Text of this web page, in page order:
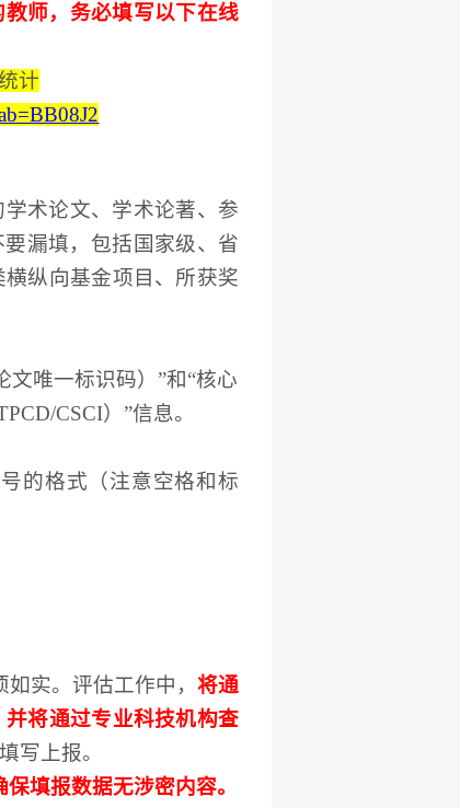
师，务必填写以下在线
计
学术论文、学术论著、参
漏填，包括国家级、省
横纵向基金项目 、 所获奖
文唯一标识码）”和“核心
CSCI）”信息。
的格式（注意空格和标
如实。评估工作中， 将通
并将通过专业科技机构查
写上报。
保填报数据无涉密内容。